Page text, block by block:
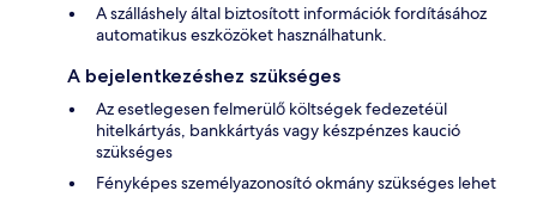
A szálláshely által biztosított információk fordításához
automatikus eszközöket használhatunk.
A bejelentkezéshez szükséges
Az esetlegesen felmerülő költségek fedezetéül
hitelkártyás, bankkártyás vagy készpénzes kaució
szükséges
Fényképes személyazonosító okmány szükséges lehet